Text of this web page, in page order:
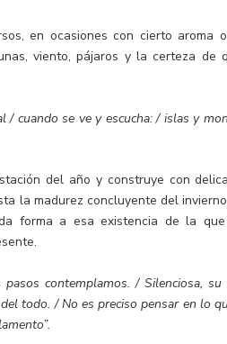
en ocasiones con cierto aroma
viento, pájaros y la certeza de
/ cuando se ve y escucha: / islas y
del año y construye con
la madurez concluyente del
forma a esa existencia de la
contemplamos. / Silenciosa,
todo. / No es preciso pensar en lo